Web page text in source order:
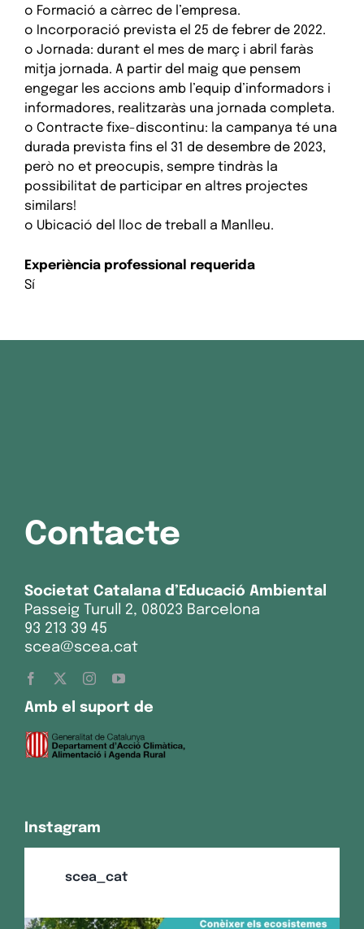
o Formació a càrrec de l’empresa.
o Incorporació prevista el 25 de febrer de 2022.
o Jornada: durant el mes de març i abril faràs
mitja jornada. A partir del maig que pensem
engegar les accions amb l’equip d’informadors i
informadores, realitzaràs una jornada completa.
o Contracte fixe-discontinu: la campanya té una
durada prevista fins el 31 de desembre de 2023,
però no et preocupis, sempre tindràs la
possibilitat de participar en altres projectes
similars!
o Ubicació del lloc de treball a Manlleu.
Experiència professional requerida
Sí
Contacte
Societat Catalana d’Educació Ambiental
Passeig Turull 2, 08023 Barcelona
93 213 39 45
scea@scea.cat
Amb el suport de
Instagram
scea_cat